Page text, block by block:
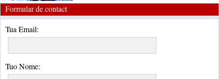
Formular de contact
Tua Email:
Tuo Nome: